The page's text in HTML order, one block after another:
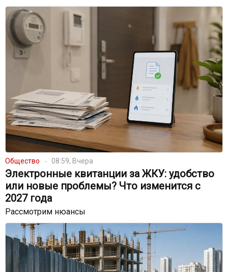
Общество 08:59, Вчера
Электронные квитанции за ЖКУ: удобство
или новые проблемы? Что изменится с
2027 года
Рассмотрим нюансы